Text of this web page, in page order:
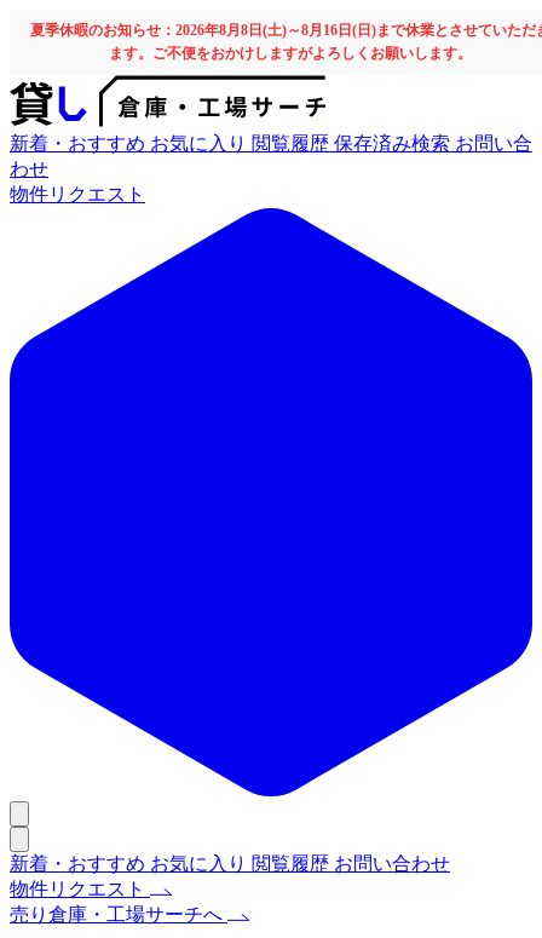
夏季休暇のお知らせ：2026年8月8日(土)～8月16日(日)まで休業とさせていただ
ます。ご不便をおかけしますがよろしくお願いします。
新着・おすすめ お気に入り 閲覧履歴 保存済み検索 お問い合
わせ
物件リクエスト
新着・おすすめ お気に入り 閲覧履歴 お問い合わせ
物件リクエスト
売り倉庫・工場サーチへ